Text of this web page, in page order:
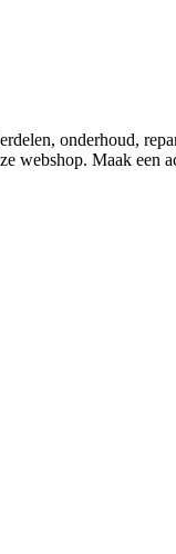
onderhoud,
webshop. Maak